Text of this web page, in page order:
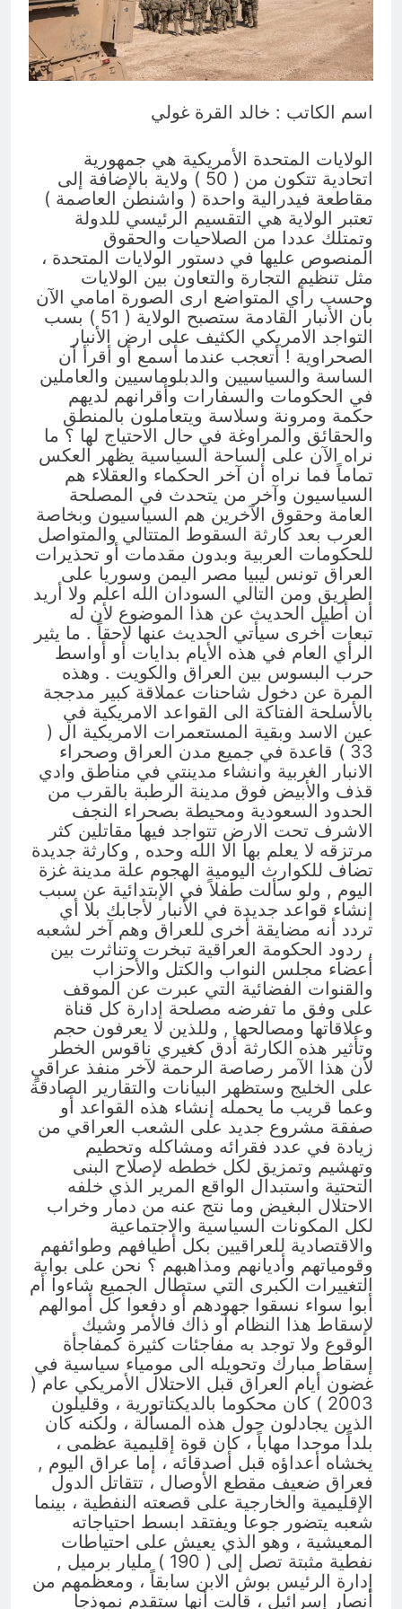
ساعتين Ago
ازمة العلم العراقي.. ليست ازمة فقدان
الوطنية عند العراقيين.. بل (ازمة فقدان
الوطنية بالعلم نفسه) نركز على فئة
الأغلبية (لا ترفع العلم العراقي) وبنفس
ساعتين Ago
اسم الكاتب : خالد القرة غولي
الولايات المتحدة الأمريكية هي جمهورية
اتحادية تتكون من ( 50 ) ولاية بالإضافة إلى
مقاطعة فيدرالية واحدة ( واشنطن العاصمة )
تعتبر الولاية هي التقسيم الرئيسي للدولة
وتمتلك عددا من الصلاحيات والحقوق
المنصوص عليها في دستور الولايات المتحدة ،
مثل تنظيم التجارة والتعاون بين الولايات
وحسب رأي المتواضع ارى الصورة امامي الآن
بأن الأنبار القادمة ستصبح الولاية ( 51 ) بسب
التواجد الامريكي الكثيف على ارض الأنبار
الصحراوية ! أتعجب عندما أسمع أو أقرأ أن
الساسة والسياسيين والدبلوماسيين والعاملين
في الحكومات والسفارات وأقرانهم لديهم
حكمة ومرونة وسلاسة ويتعاملون بالمنطق
والحقائق والمراوغة في حال الاحتياج لها ؟ ما
نراه الآن على الساحة السياسية يظهر العكس
تماماً فما نراه أن آخر الحكماء والعقلاء هم
السياسيون وآخر من يتحدث في المصلحة
العامة وحقوق الآخرين هم السياسيون وبخاصة
العرب بعد كارثة السقوط المتتالي والمتواصل
للحكومات العربية وبدون مقدمات أو تحذيرات
العراق تونس ليبيا مصر اليمن وسوريا على
الطريق ومن التالي السودان الله اعلم ولا أريد
أن أطيل الحديث عن هذا الموضوع لأن له
تبعات أخرى سيأتي الحديث عنها لاحقاً . ما يثير
الرأي العام في هذه الأيام بدايات أو أواسط
حرب البسوس بين العراق والكويت . وهذه
المرة عن دخول شاحنات عملاقة كبير مدججة
بالأسلحة الفتاكة الى القواعد الامريكية في
عين الاسد وبقية المستعمرات الامريكية ال (
33 ) قاعدة في جميع مدن العراق وصحراء
الانبار الغربية وانشاء مدينتي في مناطق وادي
قذف والأبيض فوق مدينة الرطبة بالقرب من
الحدود السعودية ومحيطة بصحراء النجف
الاشرف تحت الارض تتواجد فيها مقاتلين كثر
مرتزقه لا يعلم بها الا الله وحده , وكارثة جديدة
تضاف للكوارث اليومية الهجوم علة مدينة غزة
اليوم , ولو سألت طفلاً في الإبتدائية عن سبب
إنشاء قواعد جديدة في الأنبار لأجابك بلا أي
تردد أنه مضايقة أخرى للعراق وهم آخر لشعبه
, ردود الحكومة العراقية تبخرت وتناثرت بين
أعضاء مجلس النواب والكتل والأحزاب
والقنوات الفضائية التي عبرت عن الموقف
على وفق ما تفرضه مصلحة إدارة كل قناة
وعلاقاتها ومصالحها , وللذين لا يعرفون حجم
وتأثير هذه الكارثة أدق كغيري ناقوس الخطر
لأن هذا الآمر رصاصة الرحمة لآخر منفذ عراقيٍ
على الخليج وستظهر البيانات والتقارير الصادقة
وعما قريب ما يحمله إنشاء هذه القواعد أو
صفقة مشروع جديد على الشعب العراقي من
زيادة في عدد فقرائه ومشاكله وتحطيم
وتهشيم وتمزيق لكل خططه لإصلاح البنى
التحتية واستبدال الواقع المرير الذي خلفه
الاحتلال البغيض وما نتج عنه من دمار وخراب
لكل المكونات السياسية والاجتماعية
والاقتصادية للعراقيين بكل أطيافهم وطوائفهم
وقومياتهم وأديانهم ومذاهبهم ؟ نحن على بوابة
التغييرات الكبرى التي ستطال الجميع شاءوا أم
أبوا سواء نسقوا جهودهم أو دفعوا كل أموالهم
لإسقاط هذا النظام أو ذاك فالأمر وشيك
الوقوع ولا توجد به مفاجئات كثيرة كمفاجأة
إسقاط مبارك وتحويله الى مومياء سياسية في
غضون أيام العراق قبل الاحتلال الأمريكي عام (
2003 ) كان محكوما بالديكتاتورية ، وقليلون
الذين يجادلون حول هذه المسألة ، ولكنه كان
بلداً موحدا مهاباً ، كان قوة إقليمية عظمى ،
يخشاه أعداؤه قبل أصدقائه ، إما عراق اليوم ,
فعراق ضعيف مقطع الأوصال ، تتقاتل الدول
الإقليمية والخارجية على قصعته النفطية ، بينما
شعبه يتضور جوعا ويفتقد ابسط احتياجاته
المعيشية ، وهو الذي يعيش على احتياطات
نفطية مثبتة تصل إلى ( 190 ) مليار برميل ,
إدارة الرئيس بوش الابن سابقاً ، ومعظمهم من
أنصار إسرائيل ، قالت أنها ستقدم نموذجا